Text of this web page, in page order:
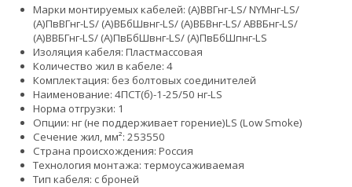
Марки монтируемых кабелей: (А)ВВГнг-LS/ NYMнг-LS/
(А)ПвВГнг-LS/ (А)ВБбШвнг-LS/ (А)ВБВнг-LS/ АВВБнг-LS/
(А)ВВБГнг-LS/ (А)ПвБбШвнг-LS/ (А)ПвБбШпнг-LS
Изоляция кабеля: Пластмассовая
Количество жил в кабеле: 4
Комплектация: без болтовых соединителей
Наименование: 4ПСТ(б)-1-25/50 нг-LS
Норма отгрузки: 1
Опции: нг (не поддерживает горение)LS (Low Smoke)
Сечение жил, мм²: 253550
Страна происхождения: Россия
Технология монтажа: термоусаживаемая
Тип кабеля: с броней